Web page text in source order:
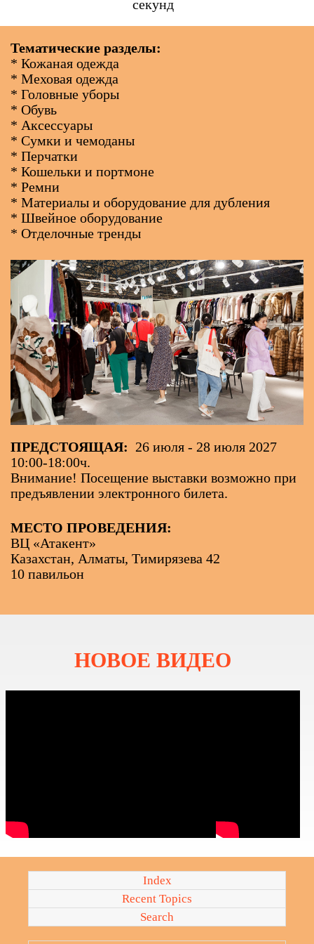
секунд
Тематические разделы:
* Кожаная одежда
* Меховая одежда
* Головные уборы
* Обувь
* Аксессуары
* Сумки и чемоданы
* Перчатки
* Кошельки и портмоне
* Ремни
* Материалы и оборудование для дубления
* Швейное оборудование
* Отделочные тренды
ПРЕДСТОЯЩАЯ: 26 июля - 28 июля 2027
10:00-18:00ч.
Внимание! Посещение выставки возможно при
предъявлении электронного билета.
МЕСТО ПРОВЕДЕНИЯ:
ВЦ «Атакент»
Казахстан, Алматы, Тимирязева 42
10 павильон
НОВОЕ ВИДЕО
Index
Recent Topics
Search